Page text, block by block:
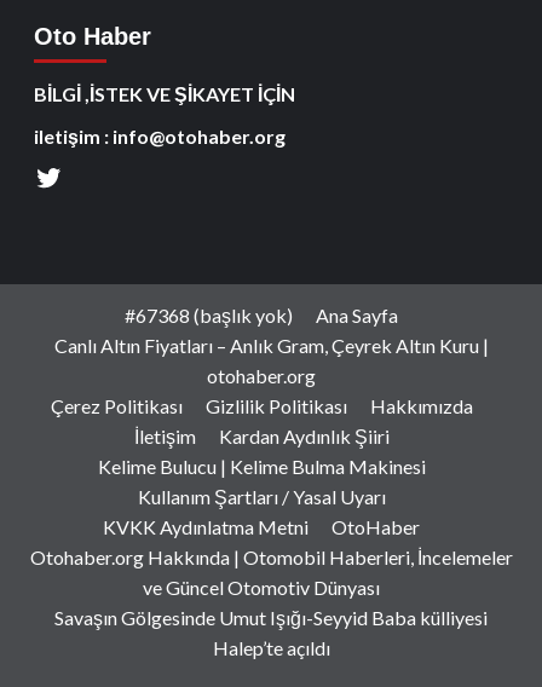
Oto Haber
BİLGİ ,İSTEK VE ŞİKAYET İÇİN
iletişim : info@otohaber.org
#67368 (başlık yok)
Ana Sayfa
Canlı Altın Fiyatları – Anlık Gram, Çeyrek Altın Kuru |
otohaber.org
Çerez Politikası
Gizlilik Politikası
Hakkımızda
İletişim
Kardan Aydınlık Şiiri
Kelime Bulucu | Kelime Bulma Makinesi
Kullanım Şartları / Yasal Uyarı
KVKK Aydınlatma Metni
OtoHaber
Otohaber.org Hakkında | Otomobil Haberleri, İncelemeler
ve Güncel Otomotiv Dünyası
Savaşın Gölgesinde Umut Işığı-Seyyid Baba külliyesi
Halep’te açıldı